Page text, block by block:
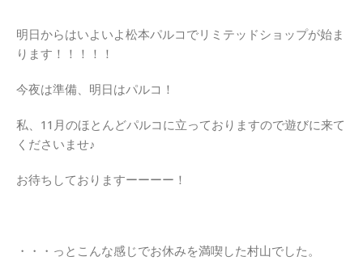
明日からはいよいよ松本パルコでリミテッドショップが始ま
ります！！！！！
今夜は準備、明日はパルコ！
私、11月のほとんどパルコに立っておりますので遊びに来て
くださいませ♪
お待ちしておりますーーーー！
・・・っとこんな感じでお休みを満喫した村山でした。